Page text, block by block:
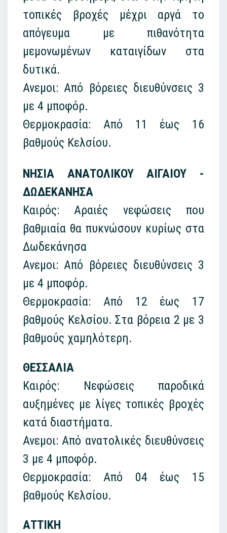
τοπικές βροχές μέχρι αργά το
απόγευμα με πιθανότητα
μεμονωμένων καταιγίδων στα
δυτικά.
Ανεμοι: Από βόρειες διευθύνσεις 3
με 4 μποφόρ.
Θερμοκρασία: Από 11 έως 16
βαθμούς Κελσίου.
ΝΗΣΙΑ ΑΝΑΤΟΛΙΚΟΥ ΑΙΓΑΙΟΥ -
ΔΩΔΕΚΑΝΗΣΑ
Καιρός: Αραιές νεφώσεις που
βαθμιαία θα πυκνώσουν κυρίως στα
Δωδεκάνησα
Ανεμοι: Από βόρειες διευθύνσεις 3
με 4 μποφόρ.
Θερμοκρασία: Από 12 έως 17
βαθμούς Κελσίου. Στα βόρεια 2 με 3
βαθμούς χαμηλότερη.
ΘΕΣΣΑΛΙΑ
Καιρός: Νεφώσεις παροδικά
αυξημένες με λίγες τοπικές βροχές
κατά διαστήματα.
Ανεμοι: Από ανατολικές διευθύνσεις
3 με 4 μποφόρ.
Θερμοκρασία: Από 04 έως 15
βαθμούς Κελσίου.
ΑΤΤΙΚΗ